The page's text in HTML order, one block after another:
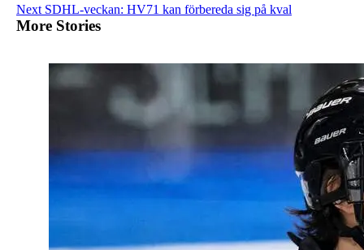
Continue
Reading
Next SDHL-veckan: HV71 kan förbereda sig på kval
More Stories